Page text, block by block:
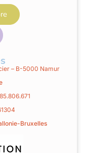
– B-5000 Namur
Bruxelles